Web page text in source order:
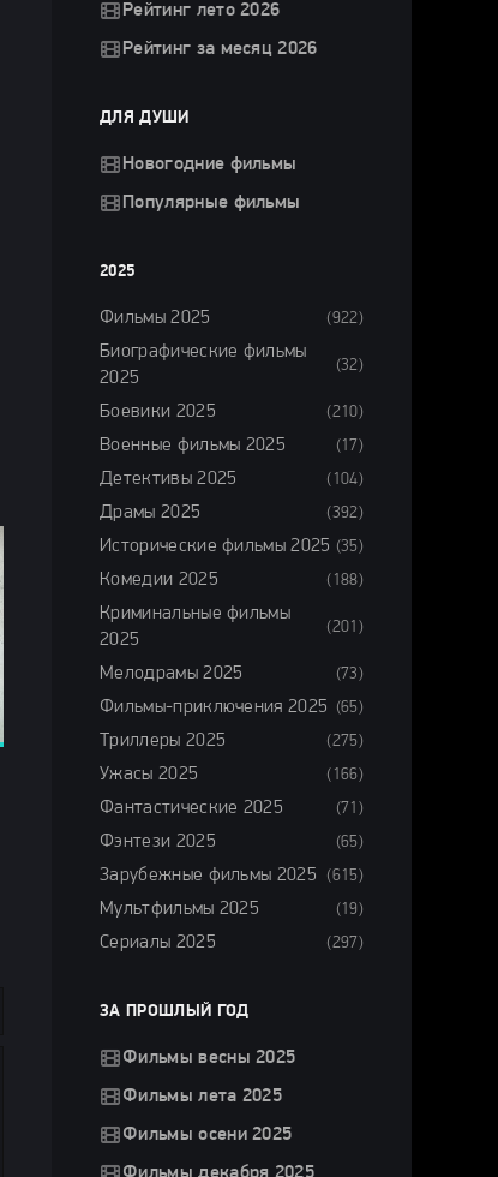
Рейтинг лето 2026
Рейтинг за месяц 2026
ДЛЯ ДУШИ
Новогодние фильмы
Популярные фильмы
2025
Фильмы 2025 (922)
Биографические фильмы
2025
(32)
Боевики 2025 (210)
Военные фильмы 2025 (17)
Детективы 2025 (104)
Драмы 2025 (392)
Исторические фильмы 2025 (35)
Комедии 2025 (188)
Криминальные фильмы
2025
(201)
Мелодрамы 2025 (73)
Фильмы-приключения 2025 (65)
Триллеры 2025 (275)
Ужасы 2025 (166)
Фантастические 2025 (71)
Фэнтези 2025 (65)
Зарубежные фильмы 2025 (615)
Мультфильмы 2025 (19)
Сериалы 2025 (297)
ЗА ПРОШЛЫЙ ГОД
Фильмы весны 2025
Фильмы лета 2025
Фильмы осени 2025